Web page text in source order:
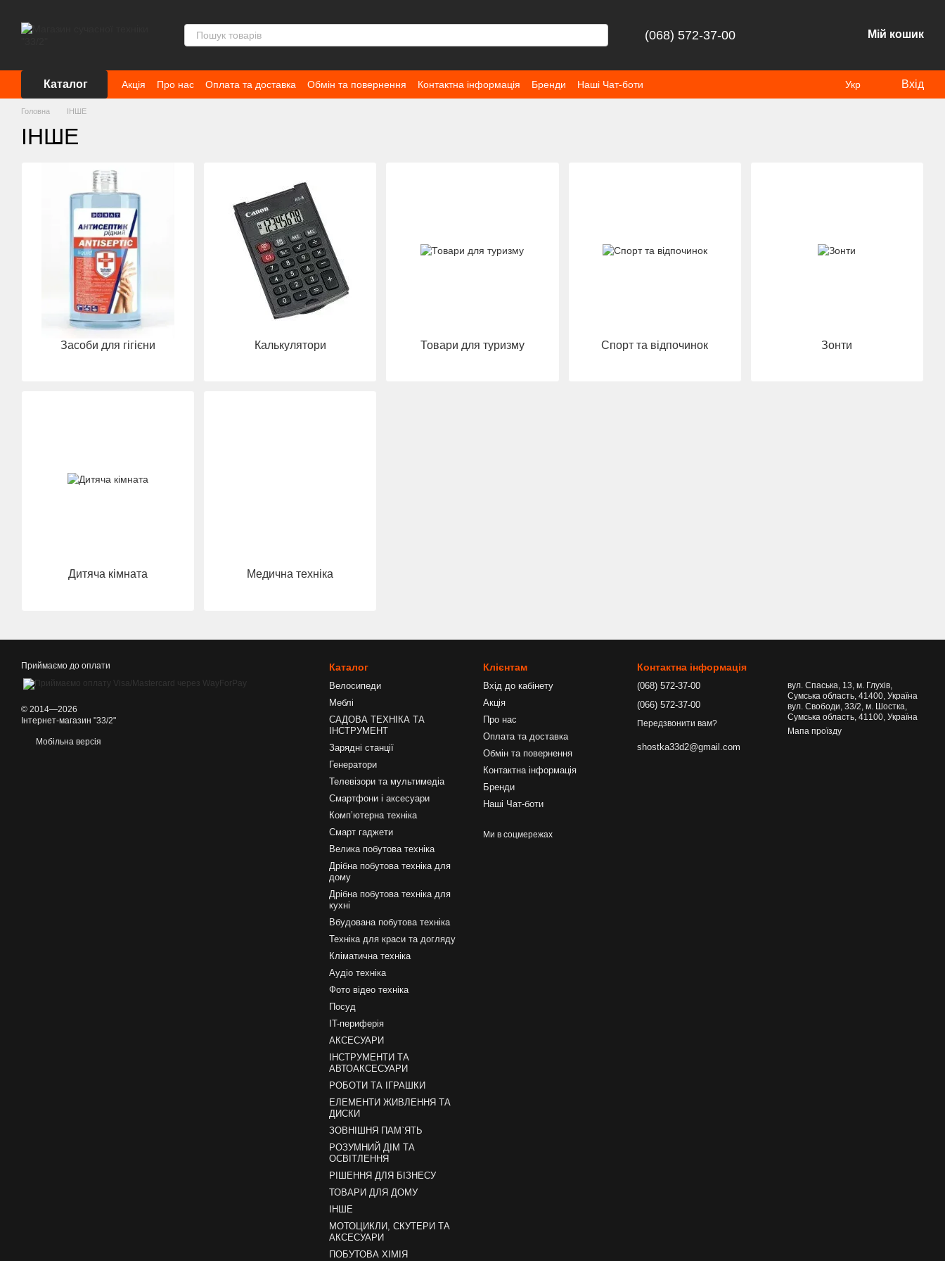
(068) 572-37-00 Мій кошик
Каталог Акція Про нас Оплата та доставка Обмін та повернення Контактна інформація Бренди Наші Чат-боти Укр Вхід
Головна ІНШЕ
ІНШЕ
Засоби для гігієни Калькулятори Товари для туризму Спорт та відпочинок Зонти
Дитяча кімната Медична техніка
Приймаємо до оплати
© 2014—2026
Інтернет-магазин "33/2"
Мобільна версія
Каталог
Велосипеди
Меблі
САДОВА ТЕХНІКА ТА
ІНСТРУМЕНТ
Зарядні станції
Генератори
Телевізори та мультимедіа
Смартфони і аксесуари
Компʼютерна техніка
Смарт гаджети
Велика побутова техніка
Дрібна побутова техніка для
дому
Дрібна побутова техніка для
кухні
Вбудована побутова техніка
Техніка для краси та догляду
Кліматична техніка
Аудіо техніка
Фото відео техніка
Посуд
IT-периферія
АКСЕСУАРИ
ІНСТРУМЕНТИ ТА
АВТОАКСЕСУАРИ
РОБОТИ ТА ІГРАШКИ
ЕЛЕМЕНТИ ЖИВЛЕННЯ ТА
ДИСКИ
ЗОВНІШНЯ ПАМ`ЯТЬ
РОЗУМНИЙ ДІМ ТА
ОСВІТЛЕННЯ
РІШЕННЯ ДЛЯ БІЗНЕСУ
ТОВАРИ ДЛЯ ДОМУ
ІНШЕ
МОТОЦИКЛИ, СКУТЕРИ ТА
АКСЕСУАРИ
ПОБУТОВА ХІМІЯ
Клієнтам
Вхід до кабінету
Акція
Про нас
Оплата та доставка
Обмін та повернення
Контактна інформація
Бренди
Наші Чат-боти
Ми в соцмережах
Контактна інформація
(068) 572-37-00
(066) 572-37-00
Передзвонити вам?
shostka33d2@gmail.com
вул. Спаська, 13, м. Глухів,
Сумська область, 41400, Україна
вул. Свободи, 33/2, м. Шостка,
Сумська область, 41100, Україна
Мапа проїзду